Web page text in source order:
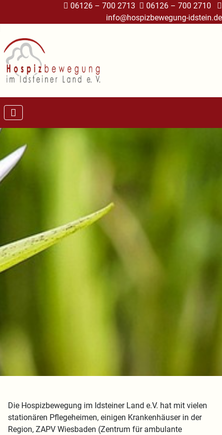
06126 – 700 2713
06126 – 700 2710
info@hospizbewegung-idstein.de
Die Hospizbewegung im Idsteiner Land e.V. hat mit vielen
stationären Pflegeheimen, einigen Krankenhäuser in der
Region, ZAPV Wiesbaden (Zentrum für ambulante